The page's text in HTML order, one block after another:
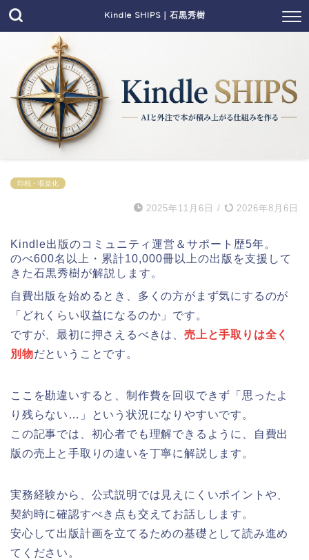
Kindle SHIPS｜石黒秀樹
印税・収益化
2025年11月6日 / 2026年8月6日
Kindle出版のコミュニティ運営＆サポート歴5年。
のべ600名以上・累計10,000冊以上の出版を支援して
きた石黒秀樹が解説します。
自費出版を始めるとき、多くの方がまず気にするのが
「どれくらい収益になるのか」です。
ですが、最初に押さえるべきは、 売上と手取りは全く
別物だということです。
ここを勘違いすると、制作費を回収できず「思ったよ
り残らない…」という状況になりやすいです。
この記事では、初心者でも理解できるように、自費出
版の売上と手取りの違いを丁寧に解説します。
実務経験から、公式説明では見えにくいポイントや、
契約時に確認すべき点も交えてお話しします。
安心して出版計画を立てるための基礎として読み進め
てください。